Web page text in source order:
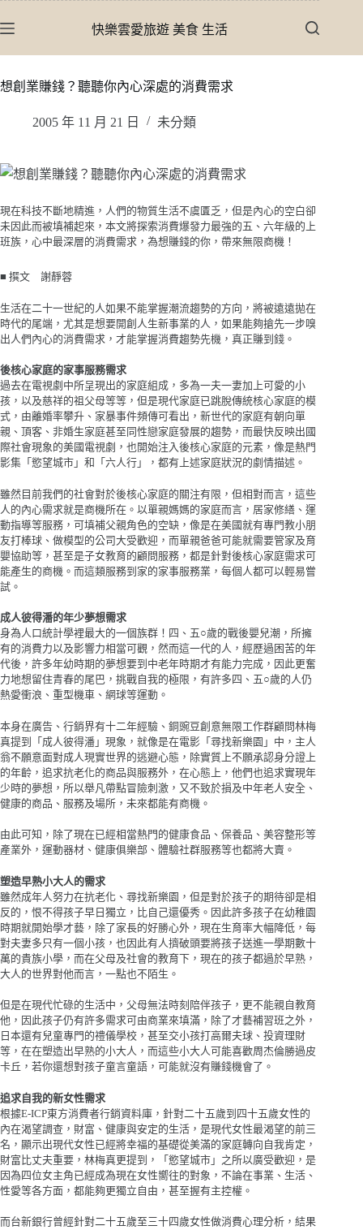
至
內
快樂雲愛旅遊 美食 生活
想創業賺錢？聽聽你內心深處的消費需求
2005 年 11 月 21 日 未分類
現在科技不斷地精進，人們的物質生活不虞匱乏，但是內心的空白卻
未因此而被填補起來，本文將探索消費爆發力最強的五、六年級的上
班族，心中最深層的消費需求，為想賺錢的你，帶來無限商機！
■ 撰文 謝靜蓉
生活在二十一世紀的人如果不能掌握潮流趨勢的方向，將被遠遠拋在
時代的尾端，尤其是想要開創人生新事業的人，如果能夠搶先一步嗅
出人們內心的消費需求，才能掌握消費趨勢先機，真正賺到錢。
後核心家庭的家事服務需求
過去在電視劇中所呈現出的家庭組成，多為一夫一妻加上可愛的小
孩，以及慈祥的祖父母等等，但是現代家庭已跳脫傳統核心家庭的模
式，由離婚率攀升、家暴事件頻傳可看出，新世代的家庭有朝向單
親、頂客、非婚生家庭甚至同性戀家庭發展的趨勢，而最快反映出國
際社會現象的美國電視劇，也開始注入後核心家庭的元素，像是熱門
影集「慾望城市」和「六人行」，都有上述家庭狀況的劇情描述。
雖然目前我們的社會對於後核心家庭的關注有限，但相對而言，這些
人的內心需求就是商機所在。以單親媽媽的家庭而言，居家修繕、運
動指導等服務，可填補父親角色的空缺，像是在美國就有專門教小朋
友打棒球、做模型的公司大受歡迎，而單親爸爸可能就需要管家及育
嬰協助等，甚至是子女教育的顧問服務，都是針對後核心家庭需求可
能產生的商機。而這類服務到家的家事服務業，每個人都可以輕易嘗
試。
成人彼得潘的年少夢想需求
身為人口統計學裡最大的一個族群！四、五○歲的戰後嬰兒潮，所擁
有的消費力以及影響力相當可觀，然而這一代的人，經歷過困苦的年
代後，許多年幼時期的夢想要到中老年時期才有能力完成，因此更奮
力地想留住青春的尾巴，挑戰自我的極限，有許多四、五○歲的人仍
熱愛衝浪、重型機車、網球等運動。
本身在廣告、行銷界有十二年經驗、銅豌豆創意無限工作群顧問林梅
真提到「成人彼得潘」現象，就像是在電影「尋找新樂園」中，主人
翁不願意面對成人現實世界的逃避心態，除實質上不願承認身分證上
的年齡，追求抗老化的商品與服務外，在心態上，他們也追求實現年
少時的夢想，所以舉凡帶點冒險刺激，又不致於損及中年老人安全、
健康的商品、服務及場所，未來都能有商機。
由此可知，除了現在已經相當熱門的健康食品、保養品、美容整形等
產業外，運動器材、健康俱樂部、體驗社群服務等也都將大賣。
塑造早熟小大人的需求
雖然成年人努力在抗老化、尋找新樂園，但是對於孩子的期待卻是相
反的，恨不得孩子早日獨立，比自己還優秀。因此許多孩子在幼稚園
時期就開始學才藝，除了家長的好勝心外，現在生育率大幅降低，每
對夫妻多只有一個小孩，也因此有人擠破頭要將孩子送進一學期數十
萬的貴族小學，而在父母及社會的教育下，現在的孩子都過於早熟，
大人的世界對他而言，一點也不陌生。
但是在現代忙碌的生活中，父母無法時刻陪伴孩子，更不能親自教育
他，因此孩子仍有許多需求可由商業來填滿，除了才藝補習班之外，
日本還有兒童專門的禮儀學校，甚至交小孩打高爾夫球、投資理財
等，在在塑造出早熟的小大人，而這些小大人可能喜歡周杰倫勝過皮
卡丘，若你還想對孩子童言童語，可能就沒有賺錢機會了。
追求自我的新女性需求
根據E-ICP東方消費者行銷資料庫，針對二十五歲到四十五歲女性的
內在渴望調查，財富、健康與安定的生活，是現代女性最渴望的前三
名，顯示出現代女性已經將幸福的基礎從美滿的家庭轉向自我肯定，
財富比丈夫重要，林梅真更提到，「慾望城市」之所以廣受歡迎，是
因為四位女主角已經成為現在女性嚮往的對象，不論在事業、生活、
性愛等各方面，都能夠更獨立自由，甚至握有主控權。
而台新銀行曾經針對二十五歲至三十四歲女性做消費心理分析，結果